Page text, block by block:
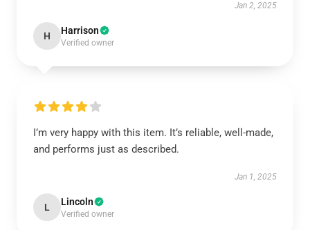
Jan 2, 2025
H Harrison
Verified owner
I’m very happy with this item. It’s reliable, well-made,
and performs just as described.
Jan 1, 2025
L Lincoln
Verified owner